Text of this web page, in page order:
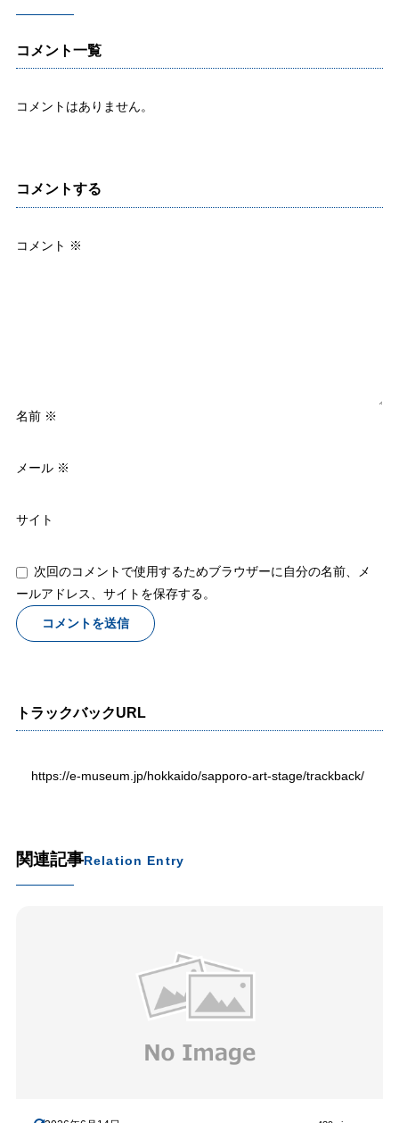
コメント一覧
コメントはありません。
コメントする
コメント ※
名前 ※
メール ※
サイト
次回のコメントで使用するためブラウザーに自分の名前、メ
ールアドレス、サイトを保存する。
トラックバックURL
https://e-museum.jp/hokkaido/sapporo-art-stage/trackback/
関連記事Relation Entry